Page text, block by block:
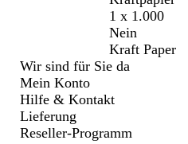
1 x 1.000
Nein
Kraft Paper
Wir sind für Sie da
Mein Konto
Hilfe & Kontakt
Lieferung
Reseller-Programm